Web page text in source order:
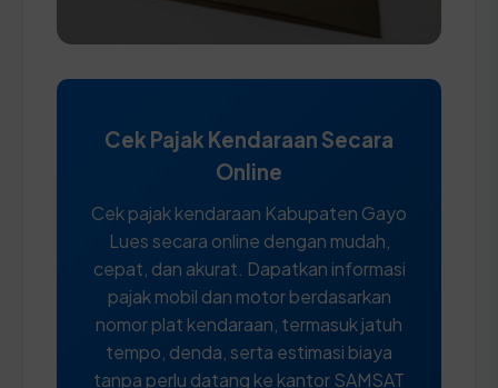
Cek Pajak Kendaraan Secara
Online
Cek pajak kendaraan Kabupaten Gayo
Lues secara online dengan mudah,
cepat, dan akurat. Dapatkan informasi
pajak mobil dan motor berdasarkan
nomor plat kendaraan, termasuk jatuh
tempo, denda, serta estimasi biaya
tanpa perlu datang ke kantor SAMSAT